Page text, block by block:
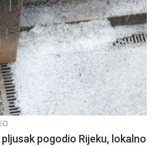
pogodio Rijeku, lokalno